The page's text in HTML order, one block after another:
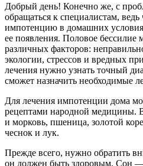
Добрый день! Конечно же, с
обращаться к специалистам, ведь
импотенцию в домашних
ее появления. Половое бессилие
различных факторов:
экологии, стрессов и вредных
лечения нужно узнать точный
сможет назначить необходимые
Для лечения импотенции дома
рецептами народной медицины.
и морковь, пшеница, золотой
чеснок и лук.
Прежде всего, нужно обратить
он должен быть здоровым. Сон